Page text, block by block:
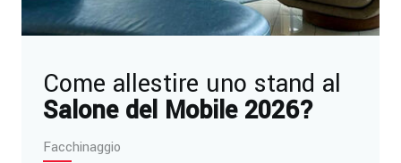
Come allestire uno stand al
Salone del Mobile 2026?
Facchinaggio